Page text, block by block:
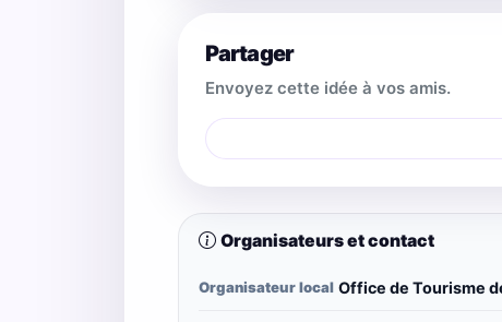
Partager
Envoyez cette idée à vos amis.
Organisateurs et contact
Organisateur local Office de Tourisme